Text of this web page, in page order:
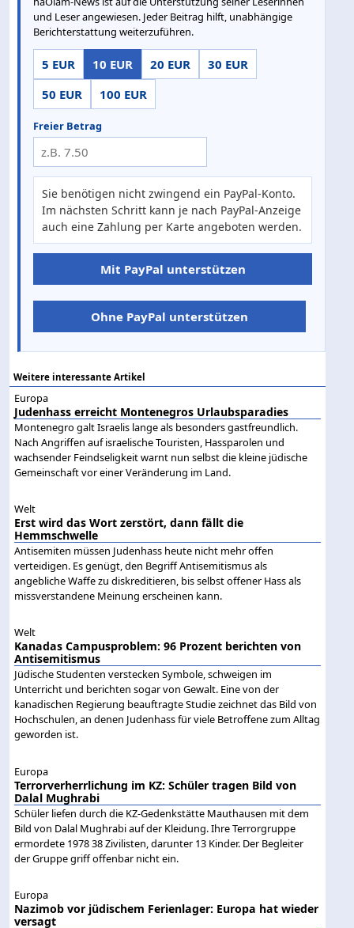
und Leser angewiesen. Jeder Beitrag hilft, unabhängige
Berichterstattung weiterzuführen.
5 EUR 10 EUR 20 EUR
30 EUR
50 EUR
100 EUR
Freier Betrag
Sie benötigen nicht zwingend ein PayPal-Konto.
Im nächsten Schritt kann je nach PayPal-Anzeige
auch eine Zahlung per Karte angeboten werden.
Mit PayPal unterstützen
Ohne PayPal unterstützen
Weitere interessante Artikel
Europa
Judenhass erreicht Montenegros Urlaubsparadies
Montenegro galt Israelis lange als besonders gastfreundlich.
Nach Angriffen auf israelische Touristen, Hassparolen und
wachsender Feindseligkeit warnt nun selbst die kleine jüdische
Gemeinschaft vor einer Veränderung im Land.
Welt
Erst wird das Wort zerstört, dann fällt die
Hemmschwelle
Antisemiten müssen Judenhass heute nicht mehr offen
verteidigen. Es genügt, den Begriff Antisemitismus als
angebliche Waffe zu diskreditieren, bis selbst offener Hass als
missverstandene Meinung erscheinen kann.
Welt
Kanadas Campusproblem: 96 Prozent berichten von
Antisemitismus
Jüdische Studenten verstecken Symbole, schweigen im
Unterricht und berichten sogar von Gewalt. Eine von der
kanadischen Regierung beauftragte Studie zeichnet das Bild von
Hochschulen, an denen Judenhass für viele Betroffene zum Alltag
geworden ist.
Europa
Terrorverherrlichung im KZ: Schüler tragen Bild von
Dalal Mughrabi
Schüler liefen durch die KZ-Gedenkstätte Mauthausen mit dem
Bild von Dalal Mughrabi auf der Kleidung. Ihre Terrorgruppe
ermordete 1978 38 Zivilisten, darunter 13 Kinder. Der Begleiter
der Gruppe griff offenbar nicht ein.
Europa
Nazimob vor jüdischem Ferienlager: Europa hat wieder
versagt